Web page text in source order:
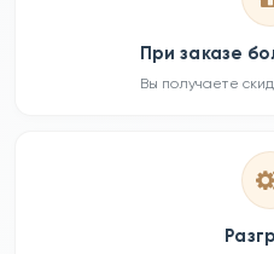
При заказе
Вы получаете